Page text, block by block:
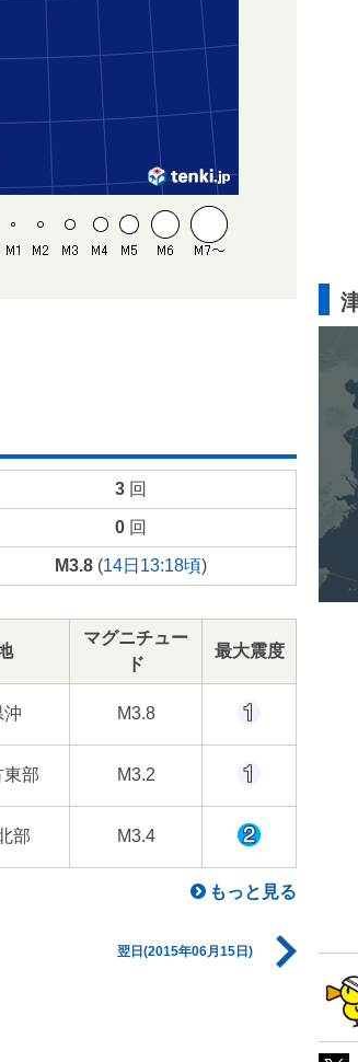
3回
0回
M3.8(14日13:18頃)
マグニチュー
ド
最大震度
沖 M3.8
東部 M3.2
部 M3.4
もっと見る
翌日(2015年06月15日)